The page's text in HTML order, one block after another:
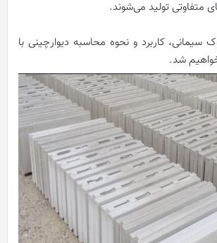
متفاوتی تولید می‌شوند.
سیمانی، کاربرد و نحوه محاسبه دیوارچینی با
شد.